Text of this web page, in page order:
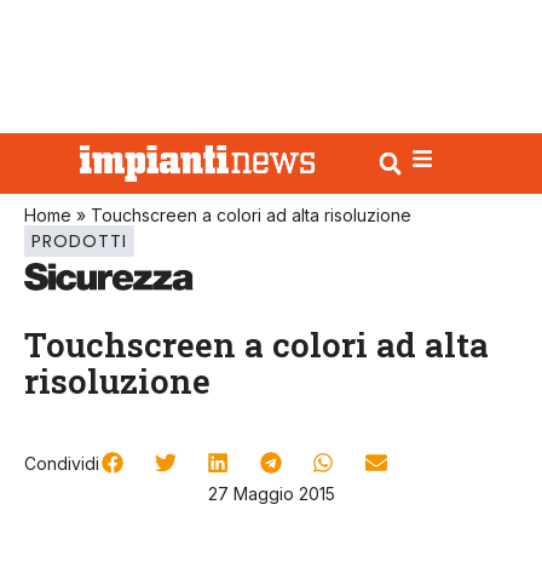
Home » Touchscreen a colori ad alta risoluzione
PRODOTTI
Touchscreen a colori ad alta
risoluzione
Condividi
27 Maggio 2015